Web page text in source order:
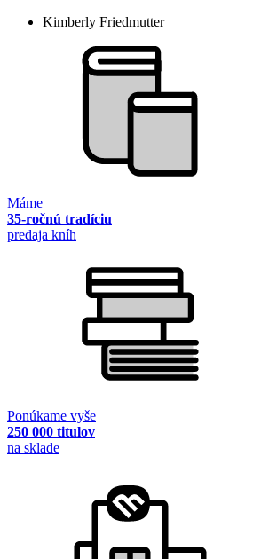
Kimberly Friedmutter
Máme
35-ročnú tradíciu
predaja kníh
Ponúkame vyše
250 000 titulov
na sklade